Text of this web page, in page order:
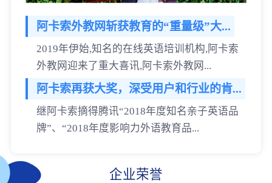
阿卡索外教网斩获教育的“重量级”大...
2019年伊始,知名的在线英语培训机构,阿卡索
外教网迎来了重大喜讯,阿卡索外教网...
阿卡索再获大奖，深受用户和行业的肯...
继阿卡索摘得腾讯“2018年度知名亲子英语品
牌”、“2018年度影响力外语教育品...
企业荣誉